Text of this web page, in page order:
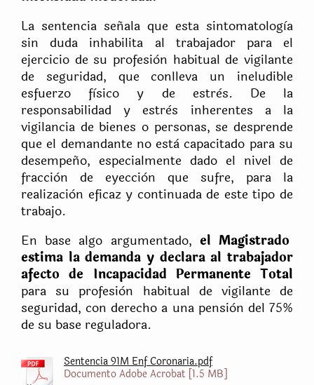
La sentencia señala que esta sintomatologìa
sin duda inhabilita al trabajador para el
ejercicio de su profesiòn habitual de vigilante
de seguridad, que conlleva un ineludible
esfuerzo fìsico y de estrès. De la
responsabilidad y estrès inherentes a la
vigilancia de bienes o personas, se desprende
que el demandante no està capacitado para su
desempeño, especialmente dado el nivel de
fracciòn de eyecciòn que sufre, para la
realizaciòn eficaz y continuada de este tipo de
trabajo.
En base algo argumentado, el Magistrado
estima la demanda y declara al trabajador
afecto de Incapacidad Permanente Total
para su profesiòn habitual de vigilante de
seguridad, con derecho a una pensiòn del 75%
de su base reguladora.
Sentencia 91M Enf Coronaria.pdf
Documento Adobe Acrobat [1.5 MB]